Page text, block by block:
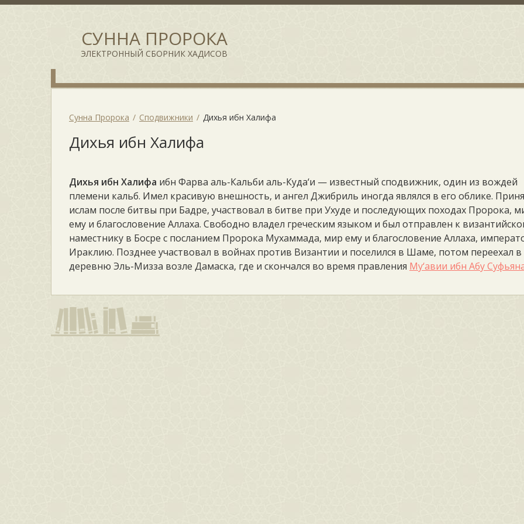
СУННА ПРОРОКА
ЭЛЕКТРОННЫЙ СБОРНИК ХАДИСОВ
Сунна Пророка Сподвижники Дихья ибн Халифа
Дихья ибн Халифа
Дихья ибн Халифа ибн Фарва аль-Кальби аль-Куда‘и — известный сподвижник, один из вождей
племени кальб. Имел красивую внешность, и ангел Джибриль иногда являлся в его облике.
ислам после битвы при Бадре, участвовал в битве при Ухуде и последующих походах Пророка,
ему и благословение Аллаха. Свободно владел греческим языком и был отправлен к
наместнику в Босре с посланием Пророка Мухаммада, мир ему и благословение Аллаха,
Ираклию. Позднее участвовал в войнах против Византии и поселился в Шаме, потом переехал в
деревню Эль-Мизза возле Дамаска, где и скончался во время правления Му‘авии ибн Абу